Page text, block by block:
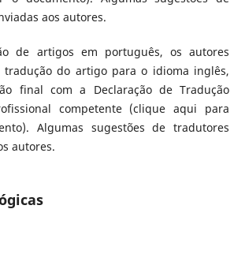
aos autores.
de artigos em português, os autores
tradução do artigo para o idioma inglês,
final com a Declaração de Tradução
competente (clique aqui para
). Algumas sugestões de tradutores
autores.